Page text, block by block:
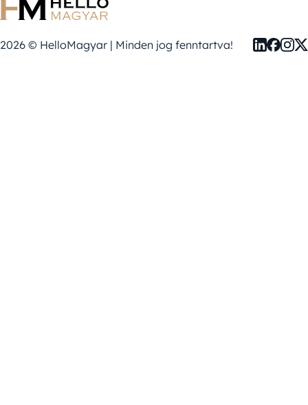
2026 © HelloMagyar | Minden jog fenntartva!